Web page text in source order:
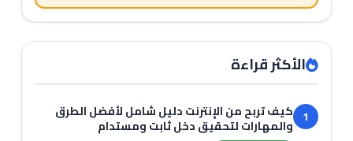
الأكثر قراءة
1 كيف تربح من الإنترنت دليل شامل لأفضل الطرق
والمهارات لتحقيق دخل ثابت ومستدام